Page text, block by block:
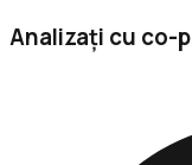
Analizați cu co-